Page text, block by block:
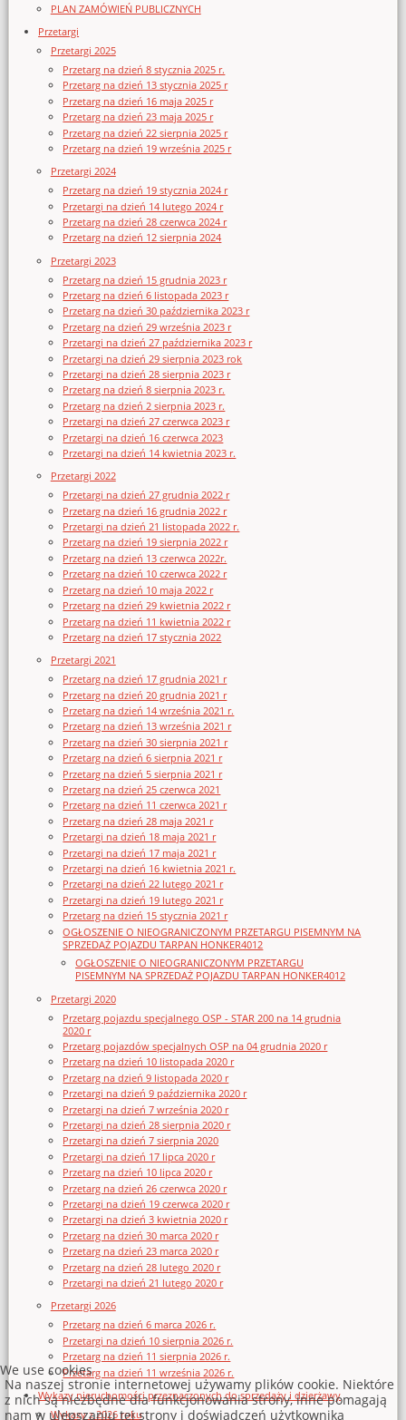
PLAN ZAMÓWIEŃ PUBLICZNYCH
Przetargi
Przetargi 2025
Przetarg na dzień 8 stycznia 2025 r.
Przetarg na dzień 13 stycznia 2025 r
Przetarg na dzień 16 maja 2025 r
Przetarg na dzień 23 maja 2025 r
Przetarg na dzień 22 sierpnia 2025 r
Przetarg na dzień 19 września 2025 r
Przetargi 2024
Przetarg na dzień 19 stycznia 2024 r
Przetargi na dzień 14 lutego 2024 r
Przetarg na dzień 28 czerwca 2024 r
Przetarg na dzień 12 sierpnia 2024
Przetargi 2023
Przetarg na dzień 15 grudnia 2023 r
Przetarg na dzień 6 listopada 2023 r
Przetarg na dzień 30 października 2023 r
Przetarg na dzień 29 września 2023 r
Przetargi na dzień 27 października 2023 r
Przetargi na dzień 29 sierpnia 2023 rok
Przetargi na dzień 28 sierpnia 2023 r
Przetarg na dzień 8 sierpnia 2023 r.
Przetarg na dzień 2 sierpnia 2023 r.
Przetargi na dzień 27 czerwca 2023 r
Przetargi na dzień 16 czerwca 2023
Przetargi na dzień 14 kwietnia 2023 r.
Przetargi 2022
Przetargi na dzień 27 grudnia 2022 r
Przetarg na dzień 16 grudnia 2022 r
Przetargi na dzień 21 listopada 2022 r.
Przetarg na dzień 19 sierpnia 2022 r
Przetarg na dzień 13 czerwca 2022r.
Przetarg na dzień 10 czerwca 2022 r
Przetarg na dzień 10 maja 2022 r
Przetarg na dzień 29 kwietnia 2022 r
Przetarg na dzień 11 kwietnia 2022 r
Przetarg na dzień 17 stycznia 2022
Przetargi 2021
Przetarg na dzień 17 grudnia 2021 r
Przetarg na dzień 20 grudnia 2021 r
Przetarg na dzień 14 września 2021 r.
Przetarg na dzień 13 września 2021 r
Przetarg na dzień 30 sierpnia 2021 r
Przetarg na dzień 6 sierpnia 2021 r
Przetarg na dzień 5 sierpnia 2021 r
Przetarg na dzień 25 czerwca 2021
Przetarg na dzień 11 czerwca 2021 r
Przetarg na dzień 28 maja 2021 r
Przetargi na dzień 18 maja 2021 r
Przetargi na dzień 17 maja 2021 r
Przetargi na dzień 16 kwietnia 2021 r.
Przetargi na dzień 22 lutego 2021 r
Przetargi na dzień 19 lutego 2021 r
Przetarg na dzień 15 stycznia 2021 r
OGŁOSZENIE O NIEOGRANICZONYM PRZETARGU PISEMNYM NA
SPRZEDAŻ POJAZDU TARPAN HONKER4012
OGŁOSZENIE O NIEOGRANICZONYM PRZETARGU
PISEMNYM NA SPRZEDAŻ POJAZDU TARPAN HONKER4012
Przetargi 2020
Przetarg pojazdu specjalnego OSP - STAR 200 na 14 grudnia
2020 r
Przetarg pojazdów specjalnych OSP na 04 grudnia 2020 r
Przetarg na dzień 10 listopada 2020 r
Przetarg na dzień 9 listopada 2020 r
Przetargi na dzień 9 października 2020 r
Przetargi na dzień 7 września 2020 r
Przetargi na dzień 28 sierpnia 2020 r
Przetargi na dzień 7 sierpnia 2020
Przetargi na dzień 17 lipca 2020 r
Przetarg na dzień 10 lipca 2020 r
Przetarg na dzień 26 czerwca 2020 r
Przetargi na dzień 19 czerwca 2020 r
Przetargi na dzień 3 kwietnia 2020 r
Przetarg na dzień 30 marca 2020 r
Przetarg na dzień 23 marca 2020 r
Przetarg na dzień 28 lutego 2020 r
Przetargi na dzień 21 lutego 2020 r
Przetargi 2026
Przetarg na dzień 6 marca 2026 r.
Przetargi na dzień 10 sierpnia 2026 r.
Przetarg na dzień 11 sierpnia 2026 r.
Przetarg na dzień 11 września 2026 r.
Wykazy nieruchomości przeznaczonych do sprzedaży i dzierżawy
Wykazy z 2026 roku
We use cookies
Na naszej stronie internetowej używamy plików cookie. Niektóre
z nich są niezbędne dla funkcjonowania strony, inne pomagają
nam w ulepszaniu tej strony i doświadczeń użytkownika